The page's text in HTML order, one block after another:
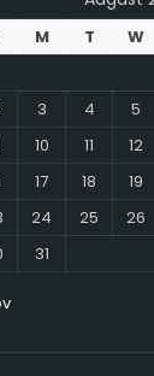
M T W
3 4 5
10 11 12
17 18 19
24 25 26
31